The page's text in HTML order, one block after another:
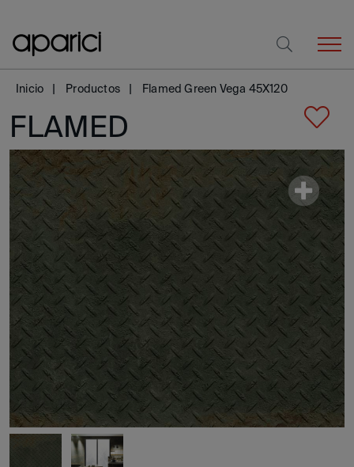
Inicio Productos Flamed Green Vega 45X120
FLAMED